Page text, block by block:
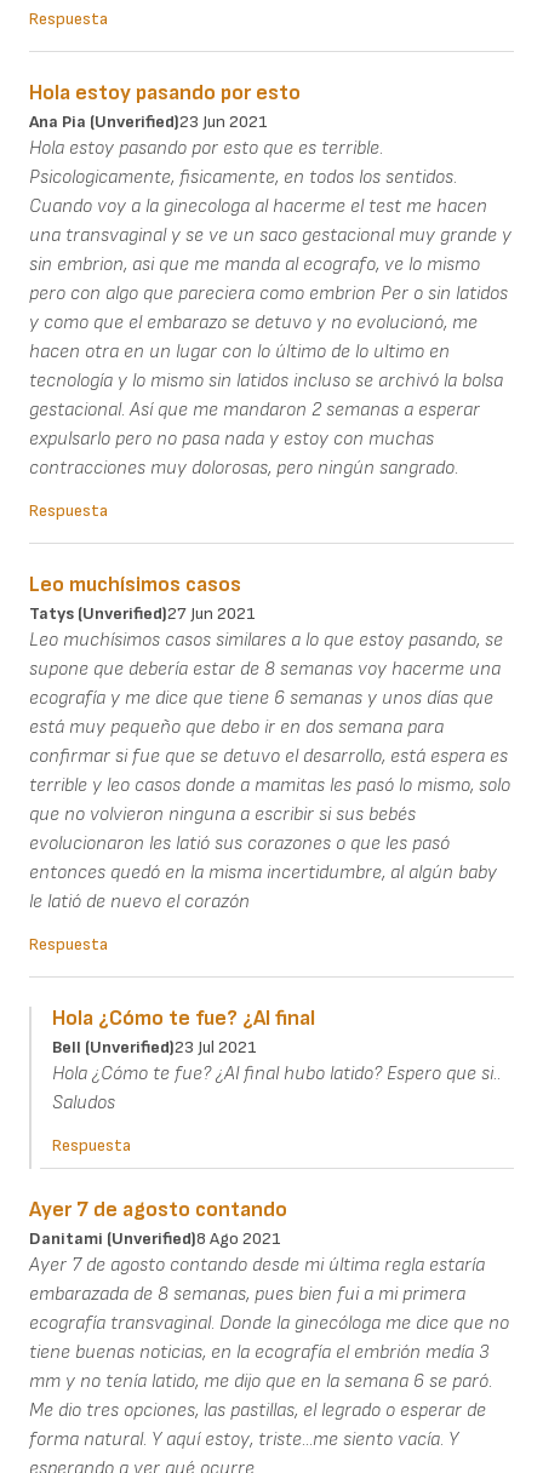
Respuesta
Hola estoy pasando por esto
Ana Pia (unverified)23 Jun 2021
Hola estoy pasando por esto que es terrible.
Psicologicamente, fisicamente, en todos los sentidos.
Cuando voy a la ginecologa al hacerme el test me hacen
una transvaginal y se ve un saco gestacional muy grande y
sin embrion, asi que me manda al ecografo, ve lo mismo
pero con algo que pareciera como embrion Per o sin latidos
y como que el embarazo se detuvo y no evolucionó, me
hacen otra en un lugar con lo último de lo ultimo en
tecnología y lo mismo sin latidos incluso se archivó la bolsa
gestacional. Así que me mandaron 2 semanas a esperar
expulsarlo pero no pasa nada y estoy con muchas
contracciones muy dolorosas, pero ningún sangrado.
Respuesta
Leo muchísimos casos
Tatys (unverified)27 Jun 2021
Leo muchísimos casos similares a lo que estoy pasando, se
supone que debería estar de 8 semanas voy hacerme una
ecografía y me dice que tiene 6 semanas y unos días que
está muy pequeño que debo ir en dos semana para
confirmar si fue que se detuvo el desarrollo, está espera es
terrible y leo casos donde a mamitas les pasó lo mismo, solo
que no volvieron ninguna a escribir si sus bebés
evolucionaron les latió sus corazones o que les pasó
entonces quedó en la misma incertidumbre, al algún baby
le latió de nuevo el corazón
Respuesta
Hola ¿Cómo te fue? ¿Al final
Bell (unverified)23 Jul 2021
Hola ¿Cómo te fue? ¿Al final hubo latido? Espero que si..
Saludos
Respuesta
Ayer 7 de agosto contando
Danitami (unverified)8 Ago 2021
Ayer 7 de agosto contando desde mi última regla estaría
embarazada de 8 semanas, pues bien fui a mi primera
ecografía transvaginal. Donde la ginecóloga me dice que no
tiene buenas noticias, en la ecografía el embrión medía 3
mm y no tenía latido, me dijo que en la semana 6 se paró.
Me dio tres opciones, las pastillas, el legrado o esperar de
forma natural. Y aquí estoy, triste...me siento vacía. Y